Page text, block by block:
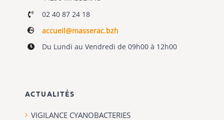
02 40 87 24 18
accueil@masserac.bzh
Du Lundi au Vendredi de 09h00 à 12h00
ACTUALITÉS
VIGILANCE CYANOBACTERIES